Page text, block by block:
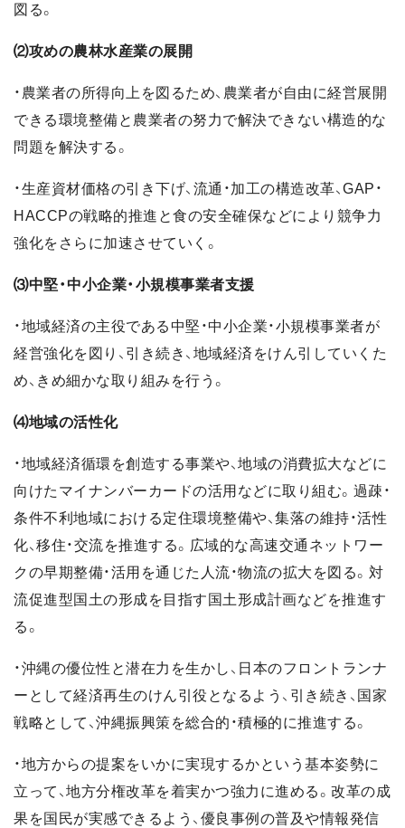
図る。
⑵攻めの農林水産業の展開
・農業者の所得向上を図るため、農業者が自由に経営展開
できる環境整備と農業者の努力で解決できない構造的な
問題を解決する。
・生産資材価格の引き下げ、流通・加工の構造改革、GAP・
HACCPの戦略的推進と食の安全確保などにより競争力
強化をさらに加速させていく。
⑶中堅・中小企業・小規模事業者支援
・地域経済の主役である中堅・中小企業・小規模事業者が
経営強化を図り、引き続き、地域経済をけん引していくた
め、きめ細かな取り組みを行う。
⑷地域の活性化
・地域経済循環を創造する事業や、地域の消費拡大などに
向けたマイナンバーカードの活用などに取り組む。過疎・
条件不利地域における定住環境整備や、集落の維持・活性
化、移住・交流を推進する。広域的な高速交通ネットワー
クの早期整備・活用を通じた人流・物流の拡大を図る。対
流促進型国土の形成を目指す国土形成計画などを推進す
る。
・沖縄の優位性と潜在力を生かし、日本のフロントランナ
ーとして経済再生のけん引役となるよう、引き続き、国家
戦略として、沖縄振興策を総合的・積極的に推進する。
・地方からの提案をいかに実現するかという基本姿勢に
立って、地方分権改革を着実かつ強力に進める。改革の成
果を国民が実感できるよう、優良事例の普及や情報発信